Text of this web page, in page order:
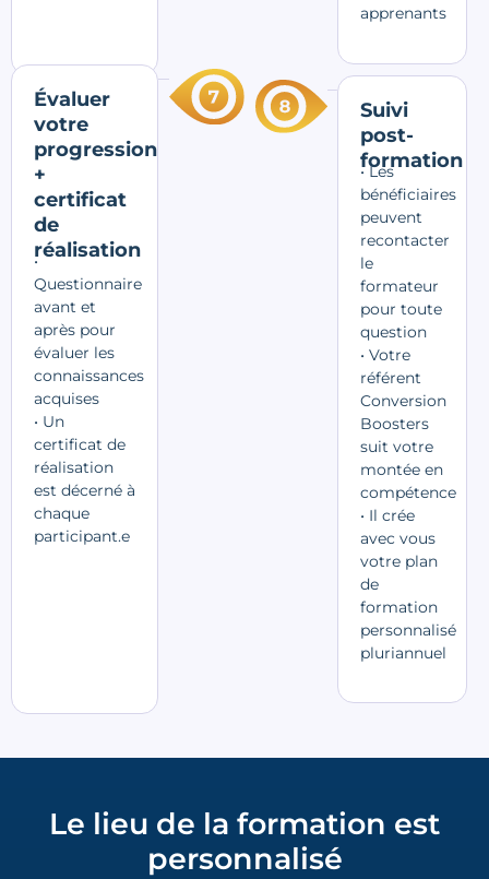
apprenants
Évaluer
votre
progression
+
certificat
de
réalisation
•
Questionnaire
avant et
après pour
évaluer les
connaissances
acquises
• Un
certificat de
réalisation
est décerné à
chaque
participant.e
Suivi
post-
formation
• Les
bénéficiaires
peuvent
recontacter
le
formateur
pour toute
question
• Votre
référent
Conversion
Boosters
suit votre
montée en
compétence
• Il crée
avec vous
votre plan
de
formation
personnalisé
pluriannuel
Le lieu de la formation est
personnalisé